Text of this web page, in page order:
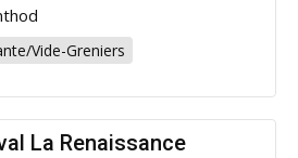
Vide-Greniers
La Renaissance